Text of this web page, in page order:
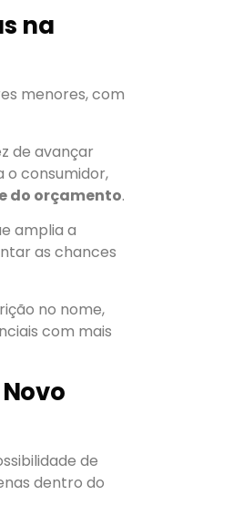
na
menores, com
de avançar
o consumidor,
do orçamento.
amplia a
as chances
no nome,
com mais
de
dentro do